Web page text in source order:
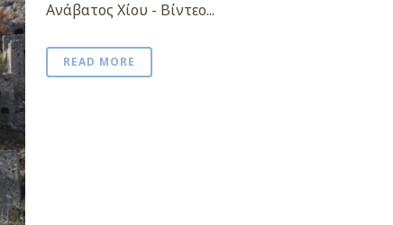
Ανάβατος Χίου - Βίντεο...
READ MORE